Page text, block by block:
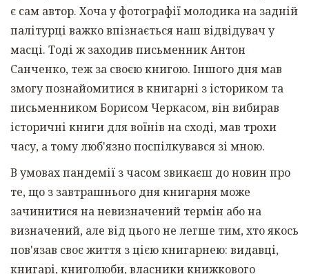
є сам автор. Хоча у фотографії молодика на задній
палітурці важко впізнається наш відвідувач у
масці. Тоді ж заходив письменник Антон
Санченко, теж за своєю книгою. Іншого дня мав
змогу познайомитися в книгарні з істориком та
письменником Борисом Черкасом, він вибирав
історичні книги для воїнів на сході, мав трохи
часу, а тому люб'язно поспілкувався зі мною.
В умовах пандемії з часом звикаєш до новин про
те, що з завтрашнього дня книгарня може
зачинитися на невизначений термін або на
визначений, але від цього не легше тим, хто якось
пов'язав своє життя з цією книгарнею: видавці,
книгарі, книголюби, власники книжкового